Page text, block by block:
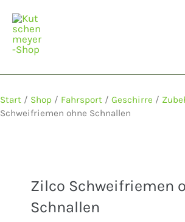
Inhalt
springen
Start / Shop / Fahrsport / Geschirre /
Schweifriemen ohne Schnallen
Zilco Schweifriemen
Schnallen